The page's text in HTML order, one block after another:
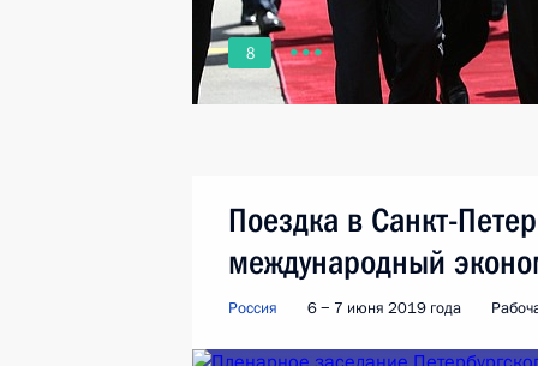
8
Поездка в Санкт-
международный
Россия 6 − 7 июня 2019 года